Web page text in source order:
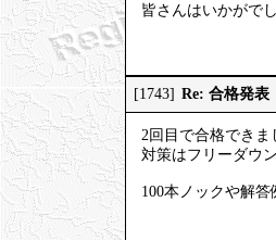
皆さんはいかがで
[1743] Re: 合格発表
2回目で合格できま
対策はフリーダウ
100本ノックや解